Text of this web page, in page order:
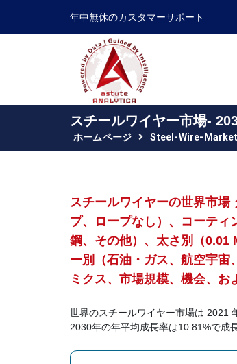
年中無休のカスタマーサポート
スチールワイヤー市場-
ホームページ Steel-Wire-Market
スチールワイヤーの世界市場
プ、ロープなし）、コーティ
鋼、その他）、太さ別（0.01
ー別（石油・ガス、航空宇宙
ミクス、市場規模、機会、
世界のスチールワイヤー市場は 2021
2030年の年平均成長率は10.81%で成